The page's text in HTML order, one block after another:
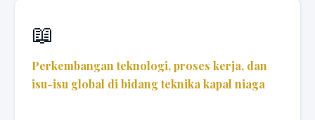
📖
Perkembangan teknologi, proses kerja, dan
isu-isu global di bidang teknika kapal niaga